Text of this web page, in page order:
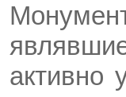
активно